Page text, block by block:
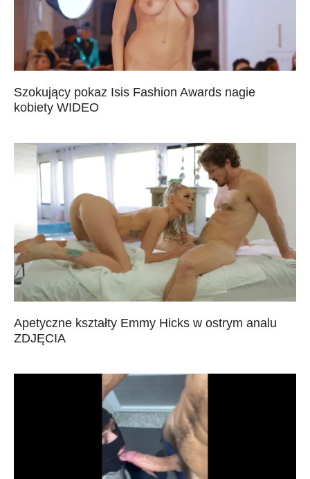
Szokujący pokaz Isis Fashion Awards nagie
kobiety WIDEO
Apetyczne kształty Emmy Hicks w ostrym analu
ZDJĘCIA